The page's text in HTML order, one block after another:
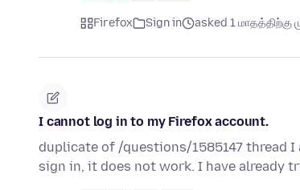
Firefox Sign in asked 1 மாதத்திற்கு
I cannot log in to my Firefox account.
duplicate of /questions/1585147 thread
sign in, it does not work. I have already